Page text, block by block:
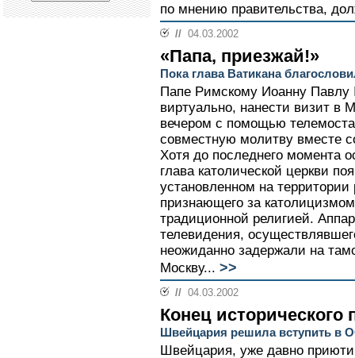
по мнению правительства,
// 04.03.2002
«Папа, приезжай!»
Пока глава Ватикана
Папе Римскому Иоанну Павлу
виртуально, нанести визит в
вечером с помощью
совместную молитву вместе
Хотя до последнего момента
глава католической церкви
установленном на территории
признающего за
традиционной религией.
телевидения,
неожиданно задержали на
Москву... >>
// 04.03.2002
Конец исторического
Швейцария решила вступить в
Швейцария, уже давно